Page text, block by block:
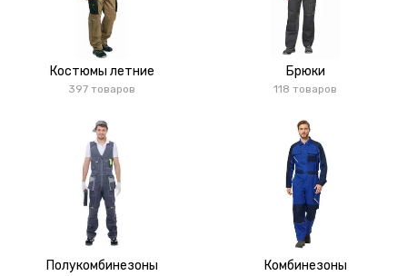
Костюмы летние
397 товаров
Брюки
118 товаров
Полукомбинезоны Комбинезоны